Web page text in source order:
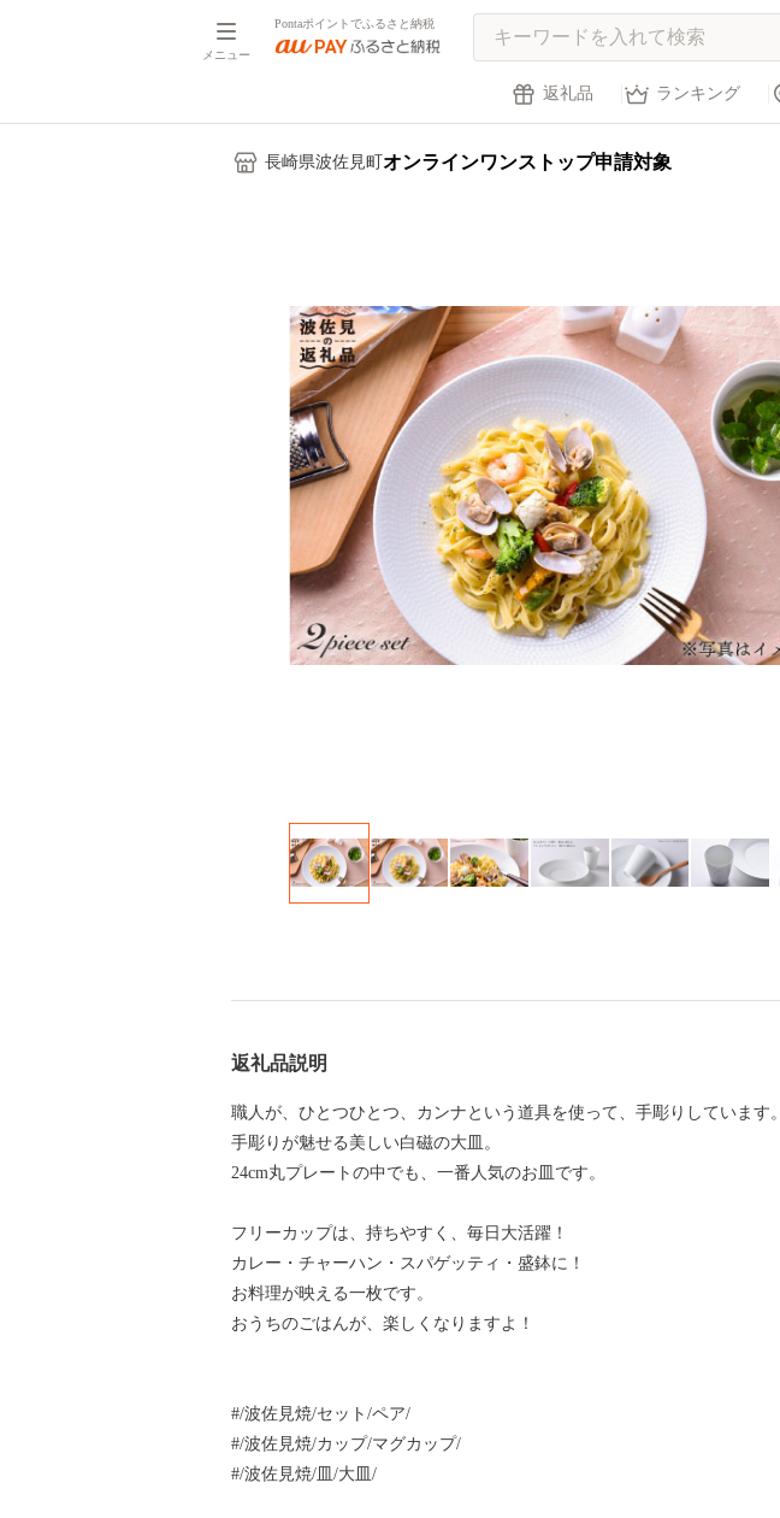
メニュー
Pontaポイントでふるさと納税
返礼品 ランキング
長崎県波佐見町 オンラインワンストップ申請対象
返礼品説明
職人が、ひとつひとつ、カンナという道具を使って、手彫りしています。
手彫りが魅せる美しい白磁の大皿。
24cm丸プレートの中でも、一番人気のお皿です。
フリーカップは、持ちやすく、毎日大活躍！
カレー・チャーハン・スパゲッティ・盛鉢に！
お料理が映える一枚です。
おうちのごはんが、楽しくなりますよ！
#/波佐見焼/セット/ペア/
#/波佐見焼/カップ/マグカップ/
#/波佐見焼/皿/大皿/